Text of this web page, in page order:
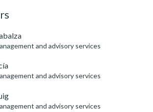
and advisory services
and advisory services
and advisory services